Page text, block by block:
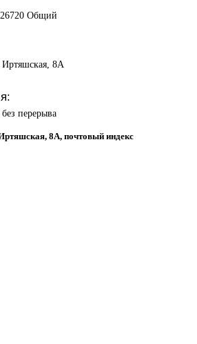
Общий
Иртяшская, 8А
перерыва
8А, почтовый индекс